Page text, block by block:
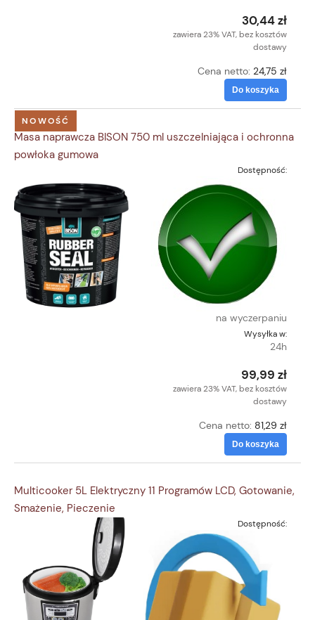
30,44 zł
zawiera 23% VAT, bez kosztów
dostawy
Cena netto: 24,75 zł
Do koszyka
Masa naprawcza BISON 750 ml uszczelniająca i ochronna
powłoka gumowa
Dostępność:
na wyczerpaniu
Wysyłka w:
24h
99,99 zł
zawiera 23% VAT, bez kosztów
dostawy
Cena netto: 81,29 zł
Do koszyka
NOWOŚĆ
Multicooker 5L Elektryczny 11 Programów LCD, Gotowanie,
Smażenie, Pieczenie
Dostępność: